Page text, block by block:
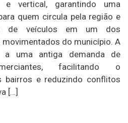
e vertical, garantindo uma
quem circula pela região e
de veículos em um dos
do município. A
a uma antiga demanda de
facilitando o
bairros e reduzindo conflitos
[…]